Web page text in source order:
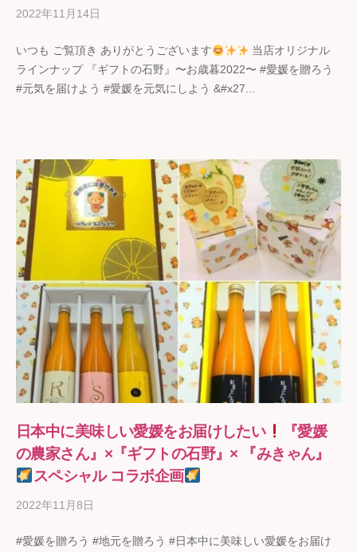
2022年11月14日
ギ
フ
ト
いつも ご覧頂き ありがとうございます
当店オリジナル
ラインナップ 『ギフトの石野』〜お歳暮2022〜 #愛媛を贈ろう
#元気を届けよう #愛媛を元気にしよう &#x27...
日本中に美味しい愛媛をお届けしたい
『愛媛
の農家さん』×『ギフトの石野』× 『みきゃん』
スペシャル コラボ企画
2022年11月8日
ギ
#愛媛を贈ろう #地元を贈ろう #日本中に美味しい愛媛をお届け